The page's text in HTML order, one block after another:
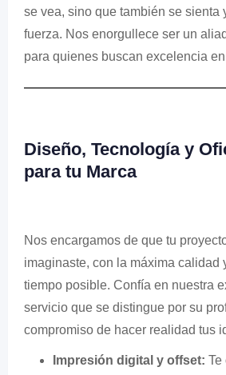
se vea, sino que también se sienta
fuerza. Nos enorgullece ser un
para quienes buscan excelencia
Diseño, Tecnología y
para tu Marca
Nos encargamos de que tu
imaginaste, con la máxima calidad
tiempo posible. Confía en nuestra
servicio que se distingue por su
compromiso de hacer realidad tus
Impresión digital y offset: Te